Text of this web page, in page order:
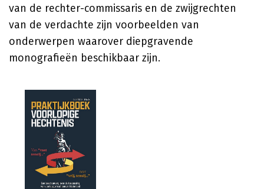
van de rechter-commissaris en de zwijgrechten
van de verdachte zijn voorbeelden van
onderwerpen waarover diepgravende
monografieën beschikbaar zijn.